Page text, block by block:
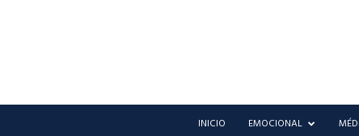
INICIO EMOCIONAL